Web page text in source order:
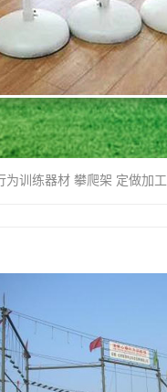
为训练器材 攀爬架 定做加工